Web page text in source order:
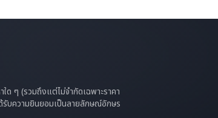
ด ๆ (รวมถึงแต่ไม่จำกัดเฉพาะราคา
รับความยินยอมเป็นลายลักษณ์อักษร